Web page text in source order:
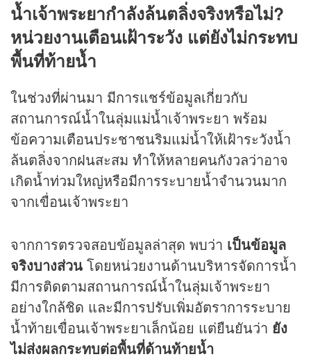
น้ำเจ้าพระยากำลังล้นตลิ่งจริงหรือไม่?
หน่วยงานเตือนเฝ้าระวัง แต่ยังไม่กระทบ
พื้นที่ท้ายน้ำ
ในช่วงที่ผ่านมา มีการแชร์ข้อมูลเกี่ยวกับ
สถานการณ์น้ำในลุ่มแม่น้ำเจ้าพระยา พร้อม
ข้อความเตือนประชาชนริมแม่น้ำให้เฝ้าระวังน้ำ
ล้นตลิ่งจากฝนสะสม ทำให้หลายคนกังวลว่าอาจ
เกิดน้ำท่วมใหญ่หรือมีการระบายน้ำจำนวนมาก
จากเขื่อนเจ้าพระยา
จากการตรวจสอบข้อมูลล่าสุด พบว่า เป็นข้อมูล
จริงบางส่วน โดยหน่วยงานด้านบริหารจัดการน้ำ
มีการติดตามสถานการณ์น้ำในลุ่มเจ้าพระยา
อย่างใกล้ชิด และมีการปรับเพิ่มอัตราการระบาย
น้ำท้ายเขื่อนเจ้าพระยาเล็กน้อย แต่ยืนยันว่า ยัง
ไม่ส่งผลกระทบต่อพื้นที่ด้านท้ายน้ำ